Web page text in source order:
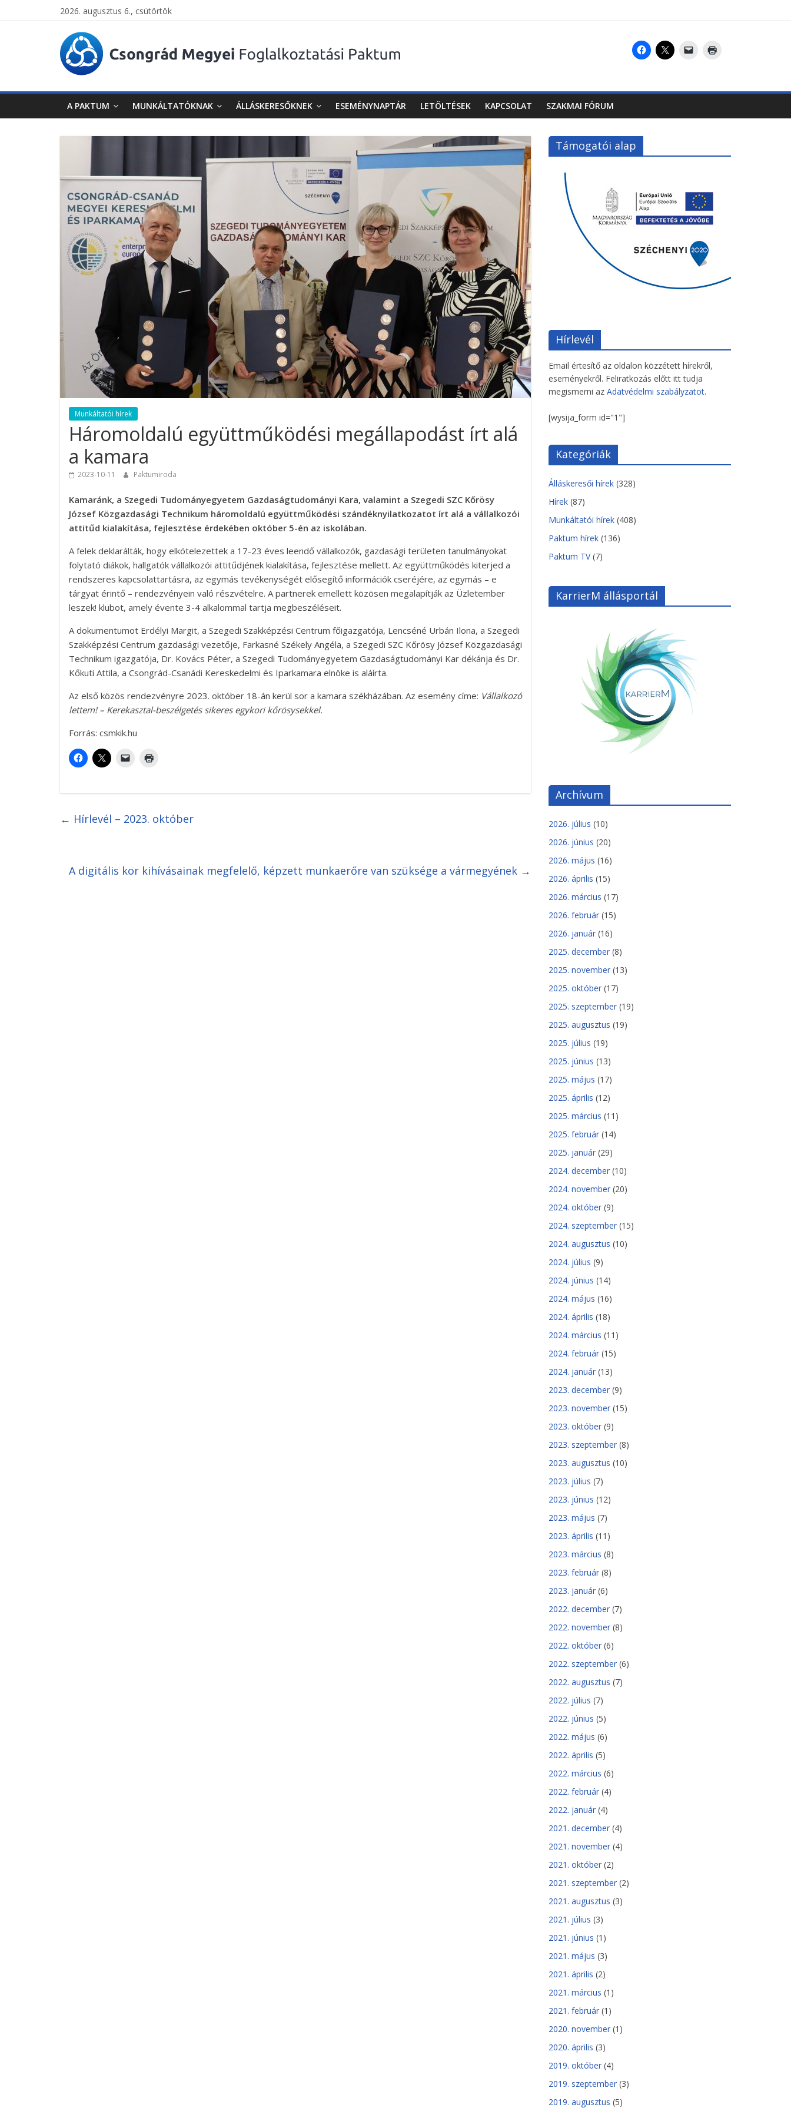
2026. augusztus 6., csütörtök
Csongrád
Megyei
Foglalkoztatási
Paktum
A PAKTUM MUNKÁLTATÓKNAK ÁLLÁSKERESŐKNEK ESEMÉNYNAPTÁR LETÖLTÉSEK KAPCSOLAT SZAKMAI FÓRUM
Munkáltatói hírek
Háromoldalú együttműködési megállapodást írt alá
a kamara
2023-10-11 Paktumiroda
Kamaránk, a Szegedi Tudományegyetem Gazdaságtudományi Kara, valamint a Szegedi SZC Kőrösy
József Közgazdasági Technikum háromoldalú együttműködési szándéknyilatkozatot írt alá a vállalkozói
attitűd kialakítása, fejlesztése érdekében október 5-én az iskolában.
A felek deklarálták, hogy elkötelezettek a 17-23 éves leendő vállalkozók, gazdasági területen tanulmányokat
folytató diákok, hallgatók vállalkozói attitűdjének kialakítása, fejlesztése mellett. Az együttműködés kiterjed a
rendszeres kapcsolattartásra, az egymás tevékenységét elősegítő információk cseréjére, az egymás – e
tárgyat érintő – rendezvényein való részvételre. A partnerek emellett közösen megalapítják az Üzletember
leszek! klubot, amely évente 3-4 alkalommal tartja megbeszéléseit.
A dokumentumot Erdélyi Margit, a Szegedi Szakképzési Centrum főigazgatója, Lencséné Urbán Ilona, a Szegedi
Szakképzési Centrum gazdasági vezetője, Farkasné Székely Angéla, a Szegedi SZC Kőrösy József Közgazdasági
Technikum igazgatója, Dr. Kovács Péter, a Szegedi Tudományegyetem Gazdaságtudományi Kar dékánja és Dr.
Kőkuti Attila, a Csongrád-Csanádi Kereskedelmi és Iparkamara elnöke is aláírta.
Az első közös rendezvényre 2023. október 18-án kerül sor a kamara székházában. Az esemény címe: Vállalkozó
lettem! – Kerekasztal-beszélgetés sikeres egykori kőrösysekkel.
Forrás: csmkik.hu
← Hírlevél – 2023. október
A digitális kor kihívásainak megfelelő, képzett munkaerőre van szüksége a vármegyének →
Támogatói alap
Hírlevél
Email értesítő az oldalon közzétett hírekről,
eseményekről. Feliratkozás előtt itt tudja
megismerni az Adatvédelmi szabályzatot.
[wysija_form id="1"]
Kategóriák
Álláskeresői hírek (328)
Hírek (87)
Munkáltatói hírek (408)
Paktum hírek (136)
Paktum TV(7)
KarrierM állásportál
Archívum
2026. július (10)
2026. június (20)
2026. május (16)
2026. április (15)
2026. március (17)
2026. február (15)
2026. január (16)
2025. december (8)
2025. november (13)
2025. október (17)
2025. szeptember (19)
2025. augusztus (19)
2025. július (19)
2025. június (13)
2025. május (17)
2025. április (12)
2025. március (11)
2025. február (14)
2025. január (29)
2024. december (10)
2024. november (20)
2024. október (9)
2024. szeptember (15)
2024. augusztus (10)
2024. július (9)
2024. június (14)
2024. május (16)
2024. április (18)
2024. március (11)
2024. február (15)
2024. január (13)
2023. december (9)
2023. november (15)
2023. október (9)
2023. szeptember (8)
2023. augusztus (10)
2023. július (7)
2023. június (12)
2023. május (7)
2023. április (11)
2023. március (8)
2023. február (8)
2023. január (6)
2022. december (7)
2022. november (8)
2022. október (6)
2022. szeptember (6)
2022. augusztus (7)
2022. július (7)
2022. június (5)
2022. május (6)
2022. április (5)
2022. március (6)
2022. február (4)
2022. január (4)
2021. december (4)
2021. november (4)
2021. október (2)
2021. szeptember (2)
2021. augusztus (3)
2021. július (3)
2021. június (1)
2021. május (3)
2021. április (2)
2021. március (1)
2021. február (1)
2020. november (1)
2020. április (3)
2019. október (4)
2019. szeptember (3)
2019. augusztus (5)